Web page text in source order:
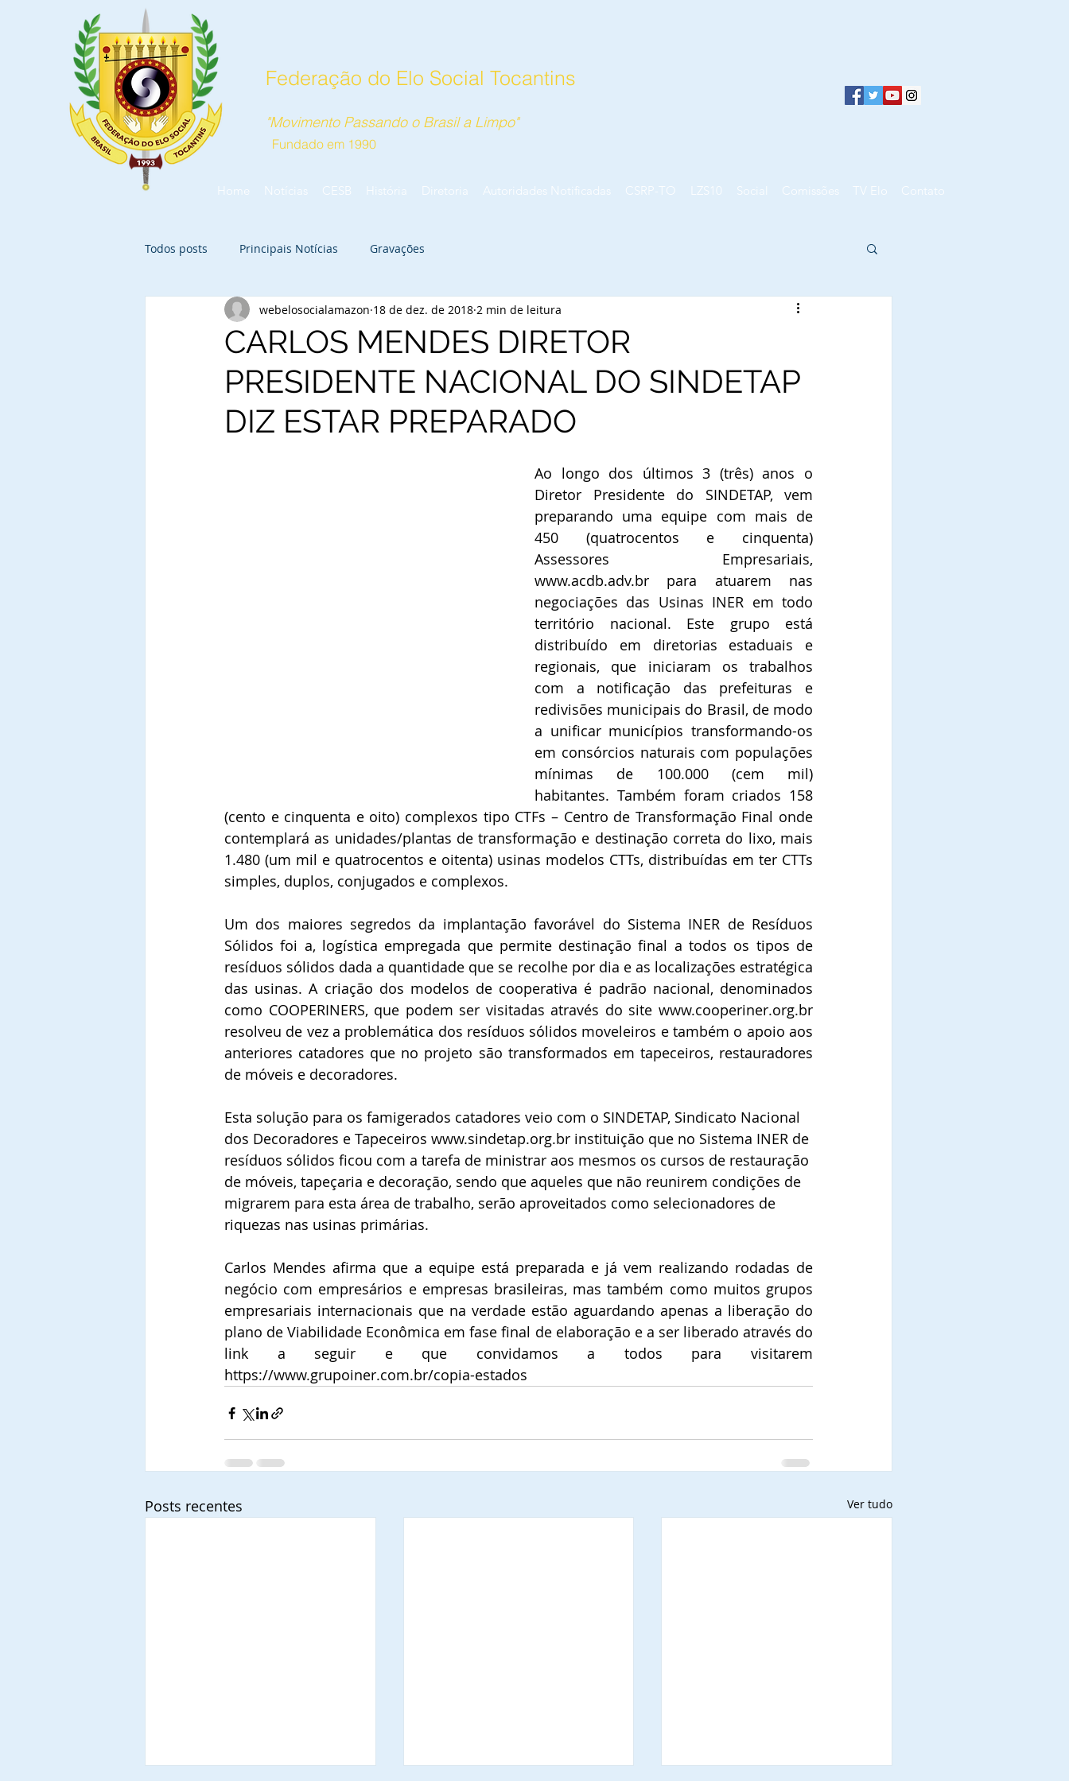
Federação do Elo Social Tocantins
"Movimento Passando o Brasil a Limpo"
Fundado em 1990
Home Notícias CESB História Diretoria Autoridades Notificadas CSRP-TO LZS10 Social Comissões TV Elo Contato
Todos posts Principais Notícias Gravações
CARLOS MENDES DIRETOR
PRESIDENTE NACIONAL DO SINDETAP
DIZ ESTAR PREPARADO
webelosocialamazon 18 de dez. de 2018 2 min de leitura
Ao longo dos últimos 3 (três) anos o
Diretor Presidente do SINDETAP, vem
preparando uma equipe com mais de
450 (quatrocentos e cinquenta)
Assessores Empresariais,
www.acdb.adv.br para atuarem nas
negociações das Usinas INER em todo
território nacional. Este grupo está
distribuído em diretorias estaduais e
regionais, que iniciaram os trabalhos
com a notificação das prefeituras e
redivisões municipais do Brasil, de modo
a unificar municípios transformando-os
em consórcios naturais com populações
mínimas de 100.000 (cem mil)
habitantes. Também foram criados 158
(cento e cinquenta e oito) complexos tipo CTFs – Centro de Transformação Final onde
contemplará as unidades/plantas de transformação e destinação correta do lixo, mais
1.480 (um mil e quatrocentos e oitenta) usinas modelos CTTs, distribuídas em ter CTTs
simples, duplos, conjugados e complexos.
Um dos maiores segredos da implantação favorável do Sistema INER de Resíduos
Sólidos foi a, logística empregada que permite destinação final a todos os tipos de
resíduos sólidos dada a quantidade que se recolhe por dia e as localizações estratégica
das usinas. A criação dos modelos de cooperativa é padrão nacional, denominados
como COOPERINERS, que podem ser visitadas através do site www.cooperiner.org.br
resolveu de vez a problemática dos resíduos sólidos moveleiros e também o apoio aos
anteriores catadores que no projeto são transformados em tapeceiros, restauradores
de móveis e decoradores.
Esta solução para os famigerados catadores veio com o SINDETAP, Sindicato Nacional
dos Decoradores e Tapeceiros www.sindetap.org.br instituição que no Sistema INER de
resíduos sólidos ficou com a tarefa de ministrar aos mesmos os cursos de restauração
de móveis, tapeçaria e decoração, sendo que aqueles que não reunirem condições de
migrarem para esta área de trabalho, serão aproveitados como selecionadores de
riquezas nas usinas primárias.
Carlos Mendes afirma que a equipe está preparada e já vem realizando rodadas de
negócio com empresários e empresas brasileiras, mas também como muitos grupos
empresariais internacionais que na verdade estão aguardando apenas a liberação do
plano de Viabilidade Econômica em fase final de elaboração e a ser liberado através do
link a seguir e que convidamos a todos para visitarem
https://www.grupoiner.com.br/copia-estados
Posts recentes Ver tudo